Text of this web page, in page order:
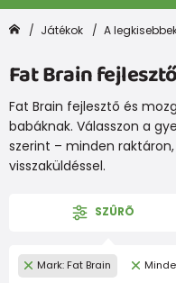
Játékok A
Fat Brain
Fat Brain fejlesztő és
babáknak. Válasszon a
szerint – minden
visszaküldéssel.
SZÛRÕ
Mark: Fat Brain